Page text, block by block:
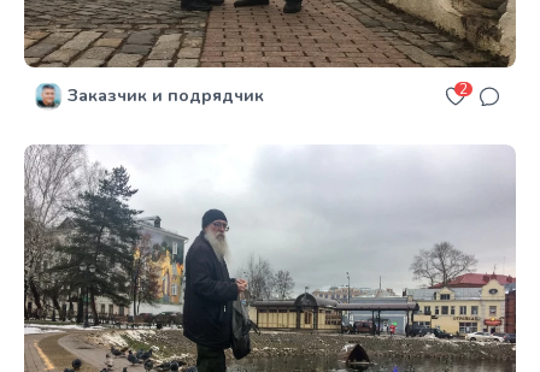
Заказчик и подрядчик 2